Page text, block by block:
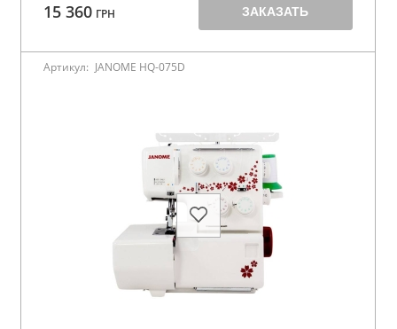
15 360 ГРН ЗАКАЗАТЬ
Артикул: JANOME HQ-075D